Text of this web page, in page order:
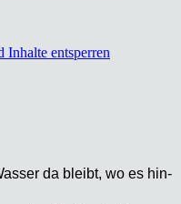
Inhalte entsperren
da bleibt, wo es hin­